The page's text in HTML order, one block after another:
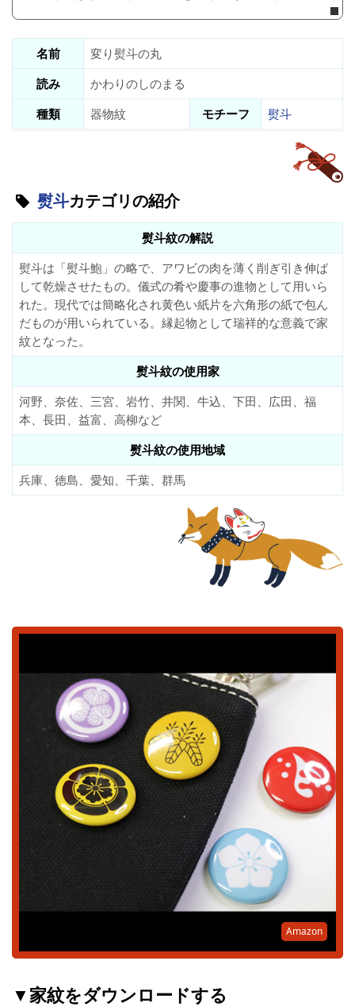
名前
変り熨斗の丸
読み
かわりのしのまる
種類
器物紋 モチーフ 熨斗
熨斗カテゴリの紹介
熨斗紋の解説
熨斗は「熨斗鮑」の略で、アワビの肉を薄く削ぎ引き伸ば
して乾燥させたもの。儀式の肴や慶事の進物として用いら
れた。現代では簡略化され黄色い紙片を六角形の紙で包ん
だものが用いられている。縁起物として瑞祥的な意義で家
紋となった。
熨斗紋の使用家
河野、奈佐、三宮、岩竹、井関、牛込、下田、広田、福
本、長田、益富、高柳など
熨斗紋の使用地域
兵庫、徳島、愛知、千葉、群馬
Amazon
▼家紋をダウンロードする